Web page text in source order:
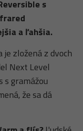
s
a ľahšia.
zložená z dvoch
Next Level
gramážou
že sa dá